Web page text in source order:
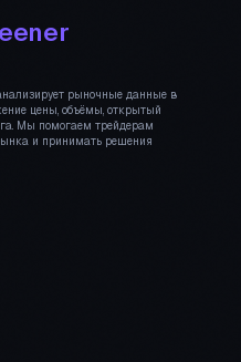
рыночные данные в
цены, объёмы, открытый
Мы помогаем трейдерам
и принимать решения